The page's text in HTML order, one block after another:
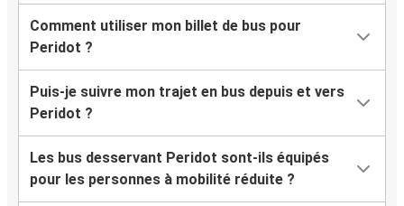
Comment utiliser mon billet de bus pour
Peridot ?
Puis-je suivre mon trajet en bus depuis et vers
Peridot ?
Les bus desservant Peridot sont-ils équipés
pour les personnes à mobilité réduite ?